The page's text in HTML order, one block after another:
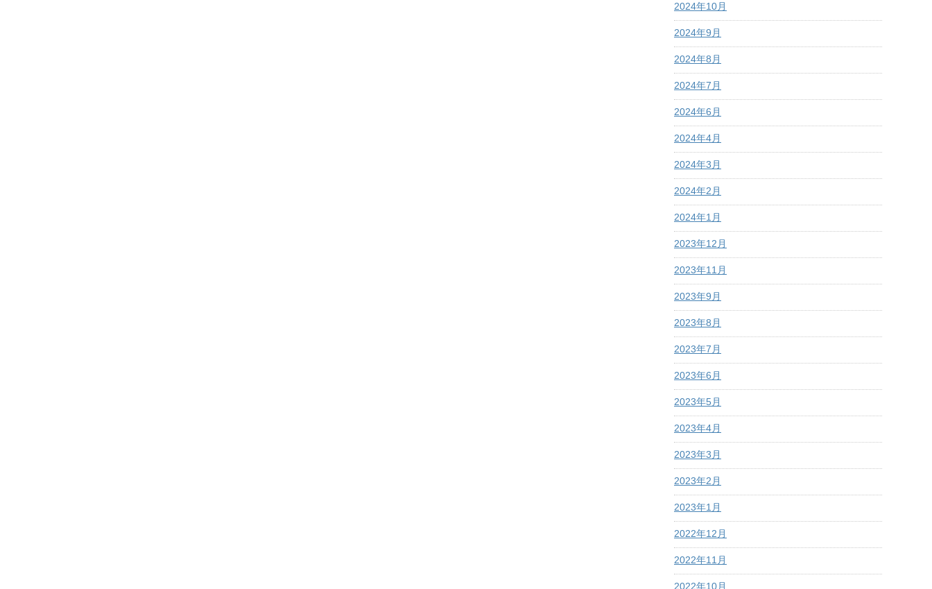
2024年10月
2024年9月
2024年8月
2024年7月
2024年6月
2024年4月
2024年3月
2024年2月
2024年1月
2023年12月
2023年11月
2023年9月
2023年8月
2023年7月
2023年6月
2023年5月
2023年4月
2023年3月
2023年2月
2023年1月
2022年12月
2022年11月
2022年10月